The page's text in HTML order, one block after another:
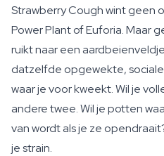
Strawberry Cough wint geen
Power Plant of Euforia. Maar
ruikt naar een
datzelfde opgewekte,
waar je voor kweekt. Wil je
andere twee. Wil je potten
van wordt als je ze
je strain.